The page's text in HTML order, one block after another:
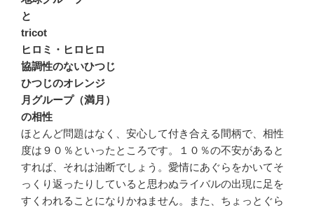
と
tricot
ヒロミ・ヒロヒロ
協調性のないひつじ
ひつじのオレンジ
月グループ（満月）
の相性
ほとんど問題はなく、安心して付き合える間柄で、相性
度は９０％といったところです。１０％の不安があると
すれば、それは油断でしょう。愛情にあぐらをかいてそ
っくり返ったりしていると思わぬライバルの出現に足を
すくわれることになりかねません。また、ちょっとぐら